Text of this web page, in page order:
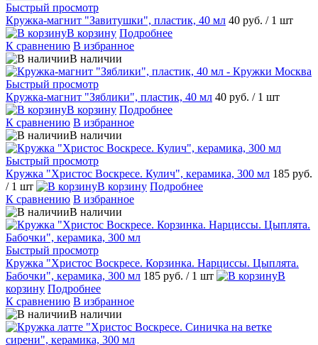
Быстрый просмотр
Кружка-магнит "Завитушки", пластик, 40 мл 40 руб. / 1 шт
В корзину Подробнее
К сравнению В избранное
В наличии
Быстрый просмотр
Кружка-магнит "Зяблики", пластик, 40 мл 40 руб. / 1 шт
В корзину Подробнее
К сравнению В избранное
В наличии
Быстрый просмотр
Кружка "Христос Воскресе. Кулич", керамика, 300 мл 185 руб.
/ 1 шт
В корзину Подробнее
К сравнению В избранное
В наличии
Быстрый просмотр
Кружка "Христос Воскресе. Корзинка. Нарциссы. Цыплята.
Бабочки", керамика, 300 мл 185 руб. / 1 шт
В
корзину Подробнее
К сравнению В избранное
В наличии